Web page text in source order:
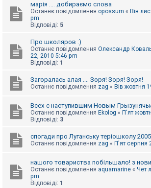
марія .... добираємо слова
Останнє повідомлення opossum « Вів
pm
Відповіді: 5
Про школяров :)
Останнє повідомлення Олександр
22, 2010 5:46 pm
Відповіді: 1
Загоралась алая .... Зоря! Зоря! Зоря!
Останнє повідомлення zag « Вів жовтня
Всех с наступившим Новым
Останнє повідомлення Ekolog « П'ят
Відповіді: 3
спогади про Луганську теріошколу
Останнє повідомлення zag « П'ят серпня
нашого товариства побільшало! з
Останнє повідомлення aquamarine « Чет
pm
Відповіді: 1